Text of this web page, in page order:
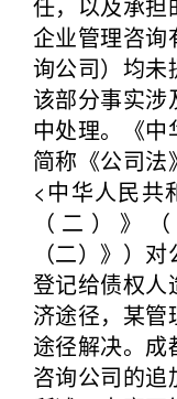
企业管理咨询
询公司）均未
该部分事实涉
中处理。《
简称《公司法
<中华人民共
（二）》
（二）》）
登记给债权人
济途径，某管
途径解决。
咨询公司的追